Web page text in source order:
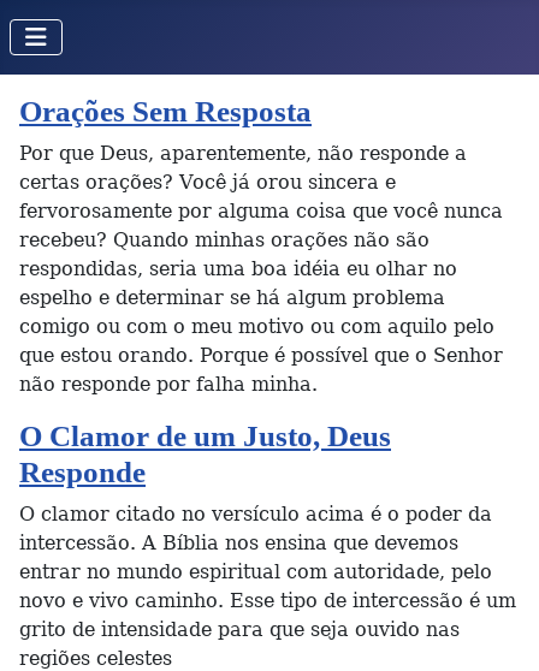
Orações Sem Resposta
Por que Deus, aparentemente, não responde a
certas orações? Você já orou sincera e
fervorosamente por alguma coisa que você nunca
recebeu? Quando minhas orações não são
respondidas, seria uma boa idéia eu olhar no
espelho e determinar se há algum problema
comigo ou com o meu motivo ou com aquilo pelo
que estou orando. Porque é possível que o Senhor
não responde por falha minha.
O Clamor de um Justo, Deus
Responde
O clamor citado no versículo acima é o poder da
intercessão. A Bíblia nos ensina que devemos
entrar no mundo espiritual com autoridade, pelo
novo e vivo caminho. Esse tipo de intercessão é um
grito de intensidade para que seja ouvido nas
regiões celestes